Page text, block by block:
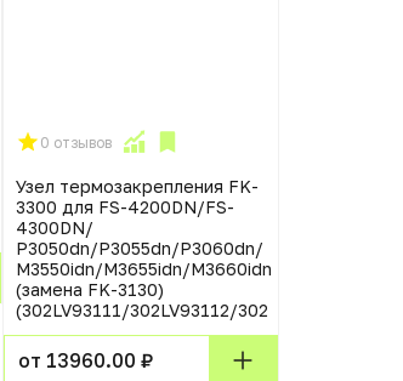
0 отзывов
Узел термозакрепления FK-
3300 для FS-4200DN/FS-
4300DN/
P3050dn/P3055dn/P3060dn/
M3550idn/M3655idn/M3660idn
(замена FK-3130)
(302LV93111/302LV93112/302
от 13960.00 ₽